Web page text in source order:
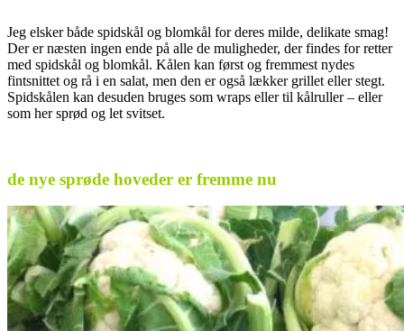
Jeg elsker både spidskål og blomkål for deres milde, delikate smag!
Der er næsten ingen ende på alle de muligheder, der findes for retter
med spidskål og blomkål. Kålen kan først og fremmest nydes
fintsnittet og rå i en salat, men den er også lækker grillet eller stegt.
Spidskålen kan desuden bruges som wraps eller til kålruller – eller
som her sprød og let svitset.
de nye sprøde hoveder er fremme nu